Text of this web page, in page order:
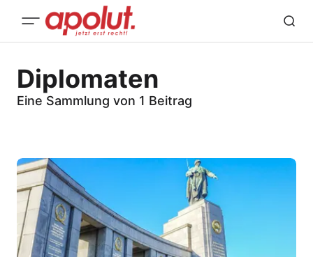
Diplomaten
Eine Sammlung von 1 Beitrag